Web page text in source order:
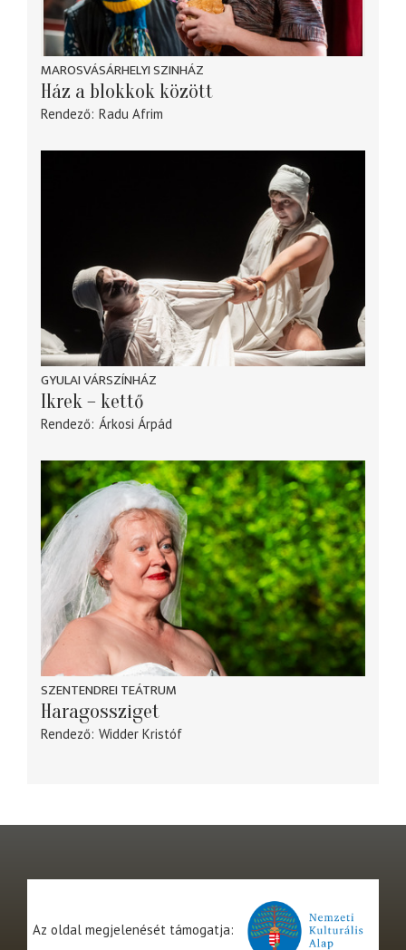
MAROSVÁSÁRHELYI SZINHÁZ
Ház a blokkok között
Rendező Radu Afrim
GYULAI VÁRSZÍNHÁZ
Ikrek – kettő
Rendező Árkosi Árpád
SZENTENDREI TEÁTRUM
Haragossziget
Rendező Widder Kristóf
Az oldal megjelenését támogatja: